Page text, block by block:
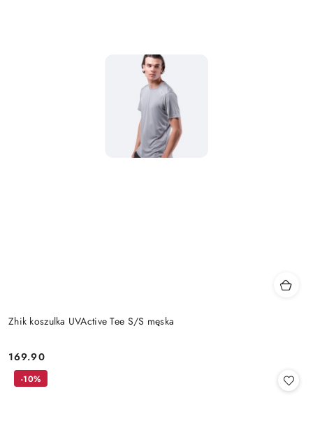
Zhik koszulka UVActive Tee S/S męska
Cena:
169.90
-10%